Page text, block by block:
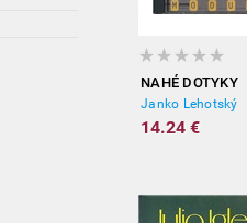
NAHÉ DOTYKY
Janko Lehotský
14.24 €